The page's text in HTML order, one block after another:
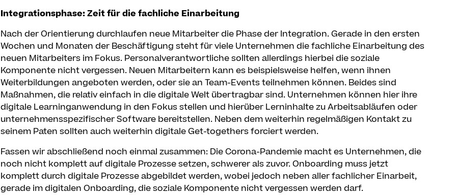
Integrationsphase: Zeit für die fachliche Einarbeitung
Nach der Orientierung durchlaufen neue Mitarbeiter die Phase der Integration. Gerade in den ersten
Wochen und Monaten der Beschäftigung steht für viele Unternehmen die fachliche Einarbeitung des
neuen Mitarbeiters im Fokus. Personalverantwortliche sollten allerdings hierbei die soziale
Komponente nicht vergessen. Neuen Mitarbeitern kann es beispielsweise helfen, wenn ihnen
Weiterbildungen angeboten werden, oder sie an Team-Events teilnehmen können. Beides sind
Maßnahmen, die relativ einfach in die digitale Welt übertragbar sind. Unternehmen können hier ihre
digitale Learninganwendung in den Fokus stellen und hierüber Lerninhalte zu Arbeitsabläufen oder
unternehmensspezifischer Software bereitstellen. Neben dem weiterhin regelmäßigen Kontakt zu
seinem Paten sollten auch weiterhin digitale Get-togethers forciert werden.
Fassen wir abschließend noch einmal zusammen: Die Corona-Pandemie macht es Unternehmen, die
noch nicht komplett auf digitale Prozesse setzen, schwerer als zuvor. Onboarding muss jetzt
komplett durch digitale Prozesse abgebildet werden, wobei jedoch neben aller fachlicher Einarbeit,
gerade im digitalen Onboarding, die soziale Komponente nicht vergessen werden darf.